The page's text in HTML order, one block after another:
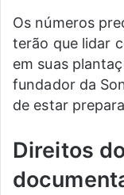
Os números
terão que lidar
em suas
fundador da
de estar
Direitos